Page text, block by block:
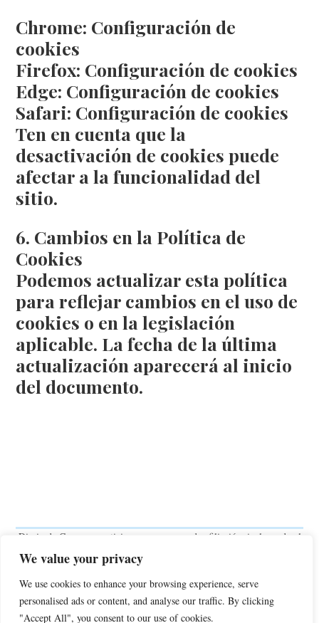
We value your privacy
We use cookies to enhance your browsing experience, serve
personalised ads or content, and analyse our traffic. By clicking
"Accept All", you consent to our use of cookies.
Chrome: Configuración de
cookies
Firefox: Configuración de cookies
Edge: Configuración de cookies
Safari: Configuración de cookies
Ten en cuenta que la
desactivación de cookies puede
afectar a la funcionalidad del
sitio.
6. Cambios en la Política de
Cookies
Podemos actualizar esta política
para reflejar cambios en el uso de
cookies o en la legislación
aplicable. La fecha de la última
actualización aparecerá al inicio
del documento.
Diario de Compras participa en programas de afiliación, incluyendo el
Programa de Afiliados de Amazon y otros, diseñados para ofrecer a
sitios web un medio de obtener comisiones por publicidad mediante la
promoción e inclusión de enlaces a productos y servicios de terceros.
Esto significa que, al realizar una compra a través de dichos enlaces,
podemos recibir una comisión sin coste adicional para ti. Las